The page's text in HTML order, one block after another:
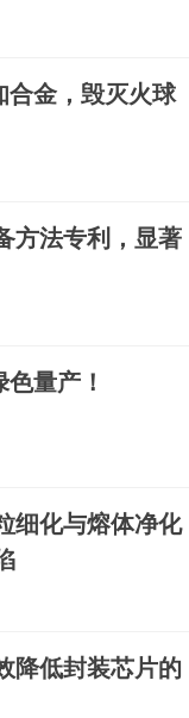
合金，毁灭火球
方法专利，显著
量产！
细化与熔体净化
降低封装芯片的